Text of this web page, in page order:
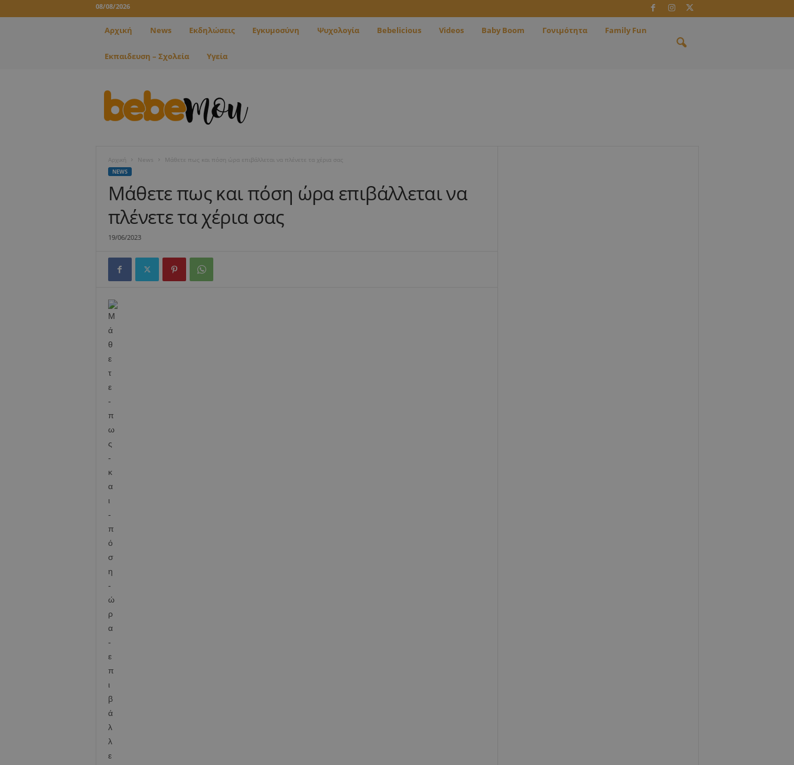
08/08/2026
Αρχική News Εκδηλώσεις Εγκυμοσύνη Ψυχολογία Bebelicious Videos Baby Boom Γονιμότητα Family Fun
Εκπαιδευση – Σχολεία Υγεία
Αρχική News Μάθετε πως και πόση ώρα επιβάλλεται να πλένετε τα χέρια σας
NEWS
Μάθετε πως και πόση ώρα επιβάλλεται να
πλένετε τα χέρια σας
19/06/2023